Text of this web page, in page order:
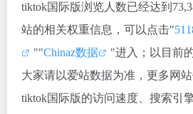
tiktok国际版浏览人数已经达到
站的相关权重信息，可以点击"
""Chinaz数据
"进入；以目前
大家请以爱站数据为准，更多网
tiktok国际版的访问速度、搜索引